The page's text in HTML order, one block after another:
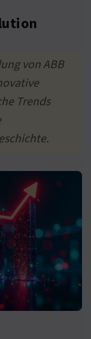
von ABB
Trends